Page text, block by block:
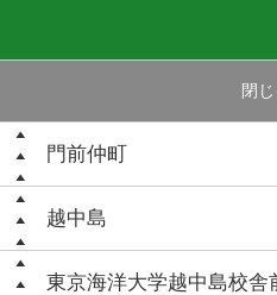
閉じ
門前仲町
越中島
東京海洋大学越中島校舎